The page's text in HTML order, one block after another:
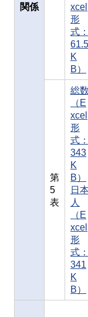
関係
xcel
形
式：
61.5
K
B）
第
5
表
総数
（E
xcel
形
式：
343
K
B）
日
人
（E
xcel
形
式：
341
K
B）